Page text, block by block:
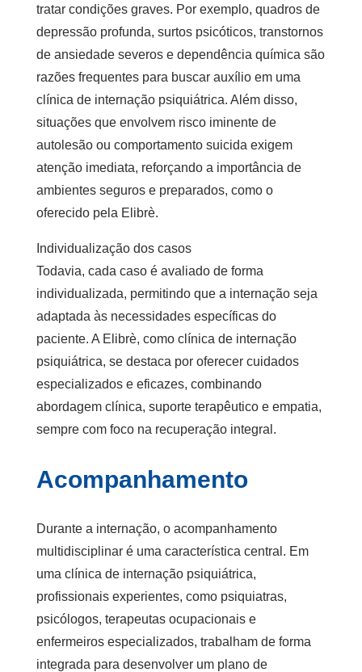
tratar condições graves. Por exemplo, quadros de
depressão profunda, surtos psicóticos, transtornos
de ansiedade severos e dependência química são
razões frequentes para buscar auxílio em uma
clínica de internação psiquiátrica. Além disso,
situações que envolvem risco iminente de
autolesão ou comportamento suicida exigem
atenção imediata, reforçando a importância de
ambientes seguros e preparados, como o
oferecido pela Elibrè.
Individualização dos casos
Todavia, cada caso é avaliado de forma
individualizada, permitindo que a internação seja
adaptada às necessidades específicas do
paciente. A Elibrè, como clínica de internação
psiquiátrica, se destaca por oferecer cuidados
especializados e eficazes, combinando
abordagem clínica, suporte terapêutico e empatia,
sempre com foco na recuperação integral.
Acompanhamento
Durante a internação, o acompanhamento
multidisciplinar é uma característica central. Em
uma clínica de internação psiquiátrica,
profissionais experientes, como psiquiatras,
psicólogos, terapeutas ocupacionais e
enfermeiros especializados, trabalham de forma
integrada para desenvolver um plano de